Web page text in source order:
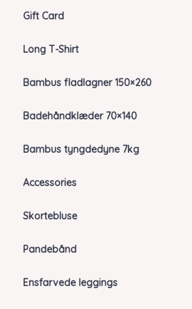
Gift Card
Long T-Shirt
Bambus fladlagner 150×260
Badehåndklæder 70×140
Bambus tyngdedyne 7kg
Accessories
Skortebluse
Pandebånd
Ensfarvede leggings